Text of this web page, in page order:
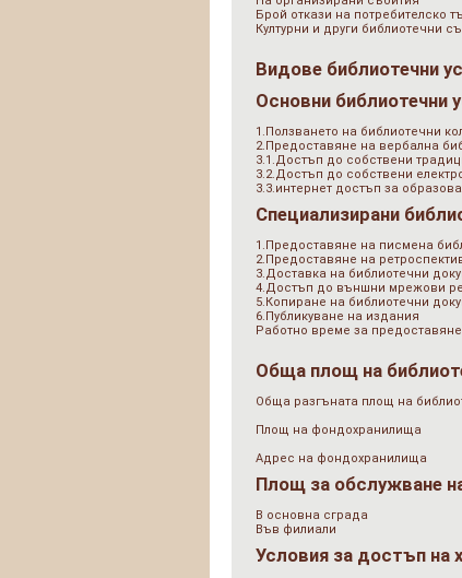
Брой откази на потребителско
Културни и други библиотечни
Видове библиотечни
Основни библиотечни
1.Ползването на библиотечни
2.Предоставяне на вербална
3.1.Достъп до собствени
3.2.Достъп до собствени
3.3.интернет достъп за
Специализирани
1.Предоставяне на писмена
2.Предоставяне на
3.Доставка на библиотечни
4.Достъп до външни мрежови
5.Копиране на библиотечни
6.Публикуване на издания
Работно време за
Обща площ на
Обща разгъната площ на
Площ на фондохранилища
Адрес на фондохранилища
Площ за обслужване
В основна сграда
Във филиали
Условия за достъп на